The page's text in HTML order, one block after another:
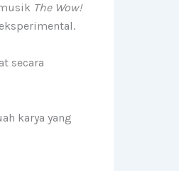
The Wow!
secara
karya yang